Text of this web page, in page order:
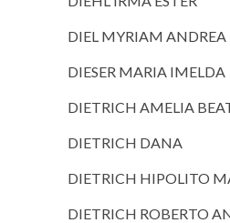
DIEL MYRIAM ANDREA
DIESER MARIA IMELDA
DIETRICH AMELIA
DIETRICH DANA
DIETRICH HIPOLITO
DIETRICH ROBERTO